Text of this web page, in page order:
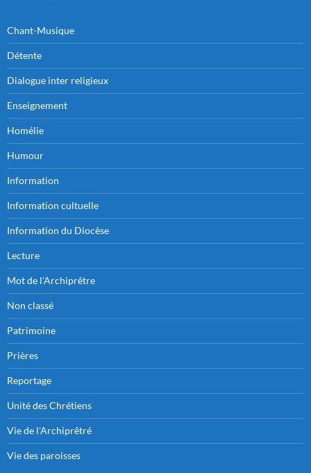
Chant-Musique
Détente
Dialogue inter religieux
Enseignement
Homélie
Humour
Information
Information cultuelle
Information du Diocèse
Lecture
Mot de l'Archiprêtre
Non classé
Patrimoine
Prières
Reportage
Unité des Chrétiens
Vie de l'Archiprêtré
Vie des paroisses